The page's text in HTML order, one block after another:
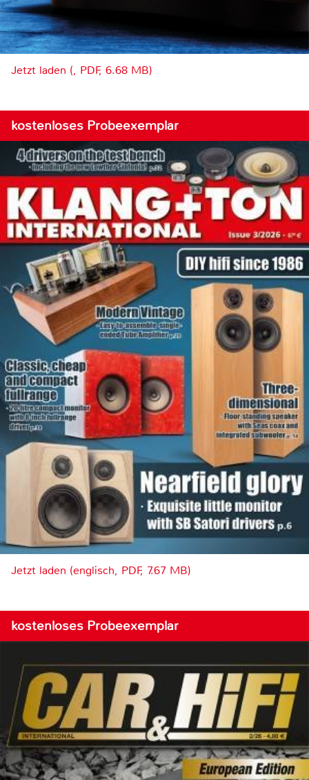
Jetzt laden (, PDF, 6.68 MB)
kostenloses Probeexemplar
Jetzt laden (englisch, PDF, 7.67 MB)
kostenloses Probeexemplar